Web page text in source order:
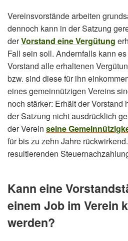
Vereinsvorstände arbeiten
dennoch kann in der Satzung
derVorstand eine Vergütung
Fall sein soll. Andernfalls kann
Vorstand alle erhaltenen
bzw. sind diese für ihn
eines gemeinnützigen Vereins
noch stärker: Erhält der Vorstand
der Satzung nicht ausdrücklich
der Verein seine
für bis zu zehn Jahre
resultierenden
Kann eine
einem Job im Verein
werden?